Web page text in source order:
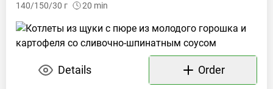
140/150/30 г 20 min
Details Order